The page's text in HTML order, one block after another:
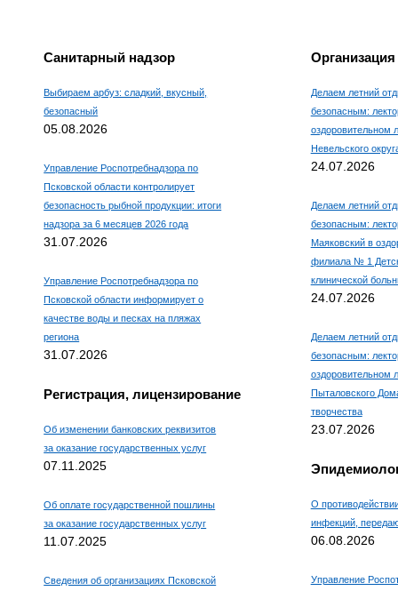
Санитарный надзор
Выбираем арбуз: сладкий, вкусный,
безопасный
05.08.2026
Управление Роспотребнадзора по
Псковской области контролирует
безопасность рыбной продукции: итоги
надзора за 6 месяцев 2026 года
31.07.2026
Управление Роспотребнадзора по
Псковской области информирует о
качестве воды и песках на пляжах
региона
31.07.2026
Регистрация, лицензирование
Об изменении банковских реквизитов
за оказание государственных услуг
07.11.2025
Об оплате государственной пошлины
за оказание государственных услуг
11.07.2025
Сведения об организациях Псковской
Делаем летний
безопасным:
оздоровительном
Невельского
24.07.2026
Делаем летний
безопасным:
Маяковский в
филиала № 1
клинической
24.07.2026
Делаем летний
безопасным:
оздоровительном
Пыталовского
творчества
23.07.2026
О
инфекций,
06.08.2026
Управление